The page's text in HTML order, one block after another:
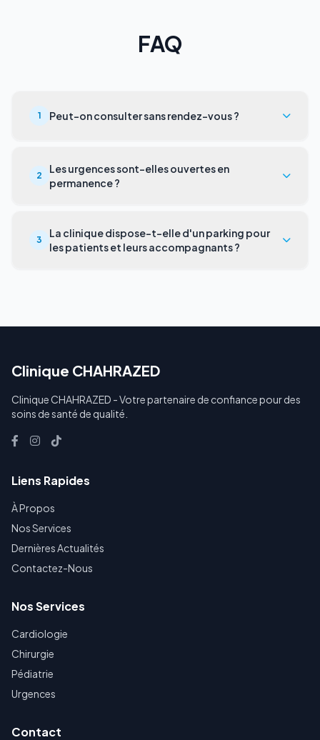
FAQ
1 Peut-on consulter sans rendez-vous ?
2
Les urgences sont-elles ouvertes en
permanence ?
3
La clinique dispose-t-elle d'un parking pour
les patients et leurs accompagnants ?
Clinique CHAHRAZED
Clinique CHAHRAZED - Votre partenaire de confiance pour des
soins de santé de qualité.
Liens Rapides
À Propos
Nos Services
Dernières Actualités
Contactez-Nous
Nos Services
Cardiologie
Chirurgie
Pédiatrie
Urgences
Contact